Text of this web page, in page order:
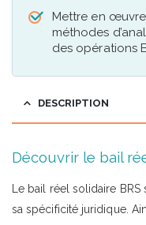
Mettre en
méthodes
des opérations
DESCRIPTION
Découvrir le bail
Le bail réel solidaire
sa spécificité juridique.